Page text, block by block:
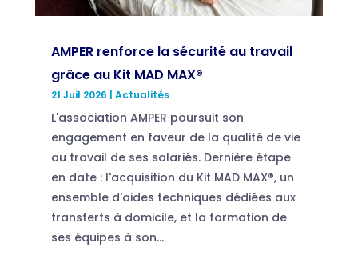
AMPER renforce la sécurité au travail
grâce au Kit MAD MAX®
21 Juil 2026 Actualités
L'association AMPER poursuit son
engagement en faveur de la qualité de vie
au travail de ses salariés. Dernière étape
en date : l'acquisition du Kit MAD MAX®, un
ensemble d'aides techniques dédiées aux
transferts à domicile, et la formation de
ses équipes à son...